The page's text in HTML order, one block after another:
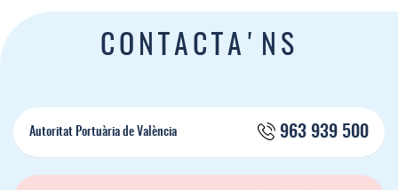
CONTACTA'NS
Autoritat Portuària de València 963 939 500